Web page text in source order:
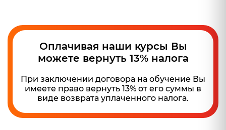
Оплачивая наши курсы Вы
можете вернуть 13% налога
При заключении договора на обучение Вы
имеете право вернуть 13% от его суммы в
виде возврата уплаченного налога.